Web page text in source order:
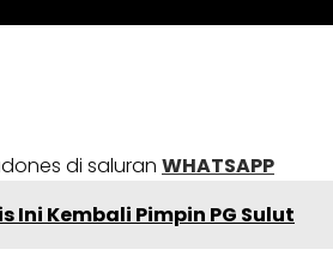
di saluran WHATSAPP
Ini Kembali Pimpin PG Sulut